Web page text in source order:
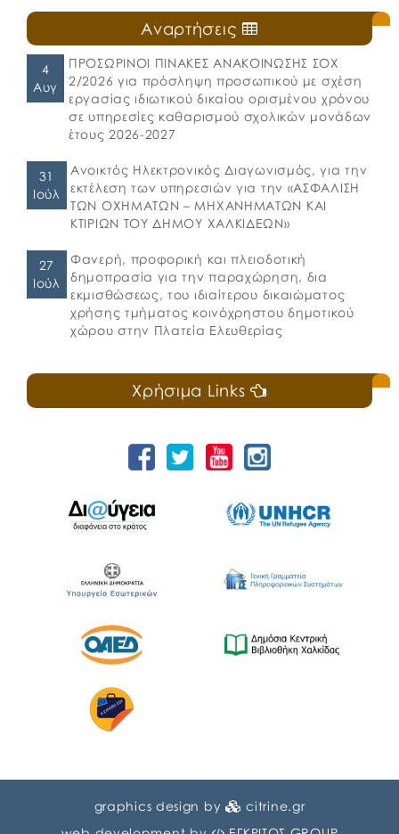
Αναρτήσεις
4
Αυγ
ΠΡΟΣΩΡΙΝΟΙ ΠΙΝΑΚΕΣ ΑΝΑΚΟΙΝΩΣΗΣ ΣΟΧ
2/2026 για πρόσληψη προσωπικού με σχέση
εργασίας ιδιωτικού δικαίου ορισμένου χρόνου
σε υπηρεσίες καθαρισμού σχολικών μονάδων
έτους 2026-2027
31
Ιούλ
Ανοικτός Ηλεκτρονικός Διαγωνισμός, για την
εκτέλεση των υπηρεσιών για την «ΑΣΦΑΛΙΣΗ
ΤΩΝ ΟΧΗΜΑΤΩΝ – ΜΗΧΑΝΗΜΑΤΩΝ ΚΑΙ
ΚΤΙΡΙΩΝ ΤΟΥ ΔΗΜΟΥ ΧΑΛΚΙΔΕΩΝ»
27
Ιούλ
Φανερή, προφορική και πλειοδοτική
δημοπρασία για την παραχώρηση, δια
εκμισθώσεως, του ιδιαίτερου δικαιώματος
χρήσης τμήματος κοινόχρηστου δημοτικού
χώρου στην Πλατεία Ελευθερίας
Χρήσιμα Links
graphics design by
citrine.gr